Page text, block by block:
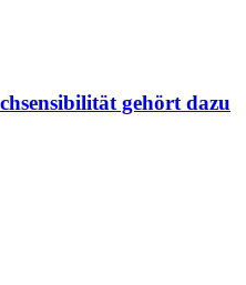
gehört dazu